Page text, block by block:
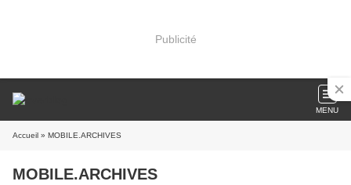
Publicité
MENU
Accueil » MOBILE.ARCHIVES
MOBILE.ARCHIVES